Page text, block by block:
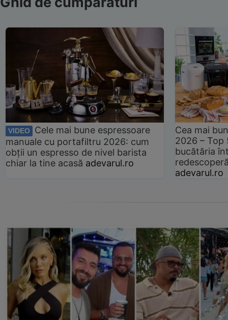
VIDEO
Cele mai bune espressoare
manuale cu portafiltru 2026: cum
obții un espresso de nivel barista
chiar la tine acasă adevarul.ro
Cea mai
2026 –
bucătăria
adevarul.ro